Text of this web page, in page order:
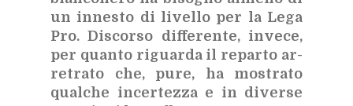
un in­ne­sto di li­vel­lo per la Lega
Pro. Di­scor­so dif­fe­ren­te, in­ve­ce,
per quan­to ri­guar­da il re­par­to ar­
re­tra­to che, pure, ha mo­stra­to
qual­che in­cer­tez­za e in di­ver­se